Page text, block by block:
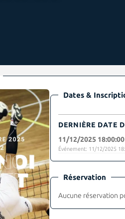
Dates &
DERNIÈRE DATE
11/12/2025 18:00:00
Événement: 11/12/2025
Réservation
Aucune réservation